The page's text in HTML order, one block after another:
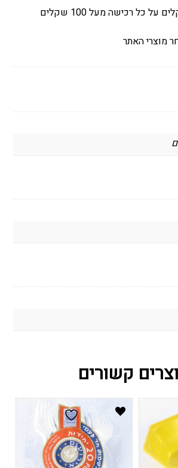
* מתנה בשווי 50 שקלים על כל רכישה מעל 100 שקלים
מוצרי האתר
קשורים